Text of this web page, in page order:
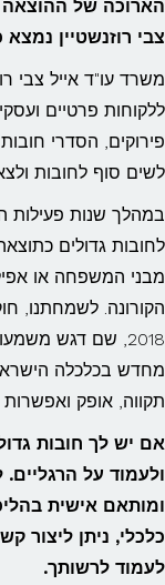
הארוכה של ההוצאה
צבי רוזנשטיין
משרד עו"ד אייל צבי
ללקוחות פרטיים
פירוקים, הסדרי
לשים סוף לחובות
במהלך שנות פעילות
לחובות גדולים
מבני המשפחה או
הקורונה. לשמחתנו,
2018, שם דגש
מחדש בכלכלה
תקווה, אופק
אם יש לך חובות
ולעמוד על
ומותאם אישית
לעמוד לרשותך.